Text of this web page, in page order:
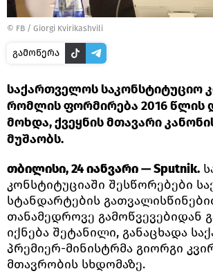
© FB / Giorgi Kvirikashvili
გამოწერა
საქართველოს საკონსტიტუციო
რომლის ფორმირება 2016 წლის
მოხდა, ქვეყნის მთავარი
მუშაობს.
თბილისი, 24 იანვარი — Sputnik.
კონსტიტუციაში შესწორებები
სტანდარტების
თანამედროვე გამოწვევებიდან
იქნება შეტანილი, განაცხადა
პრემიერ-მინისტრმა გიორგი
მთავრობის სხდომაზე.